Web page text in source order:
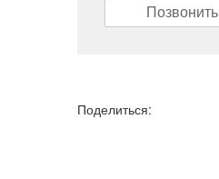
Позвонить
Поделиться: